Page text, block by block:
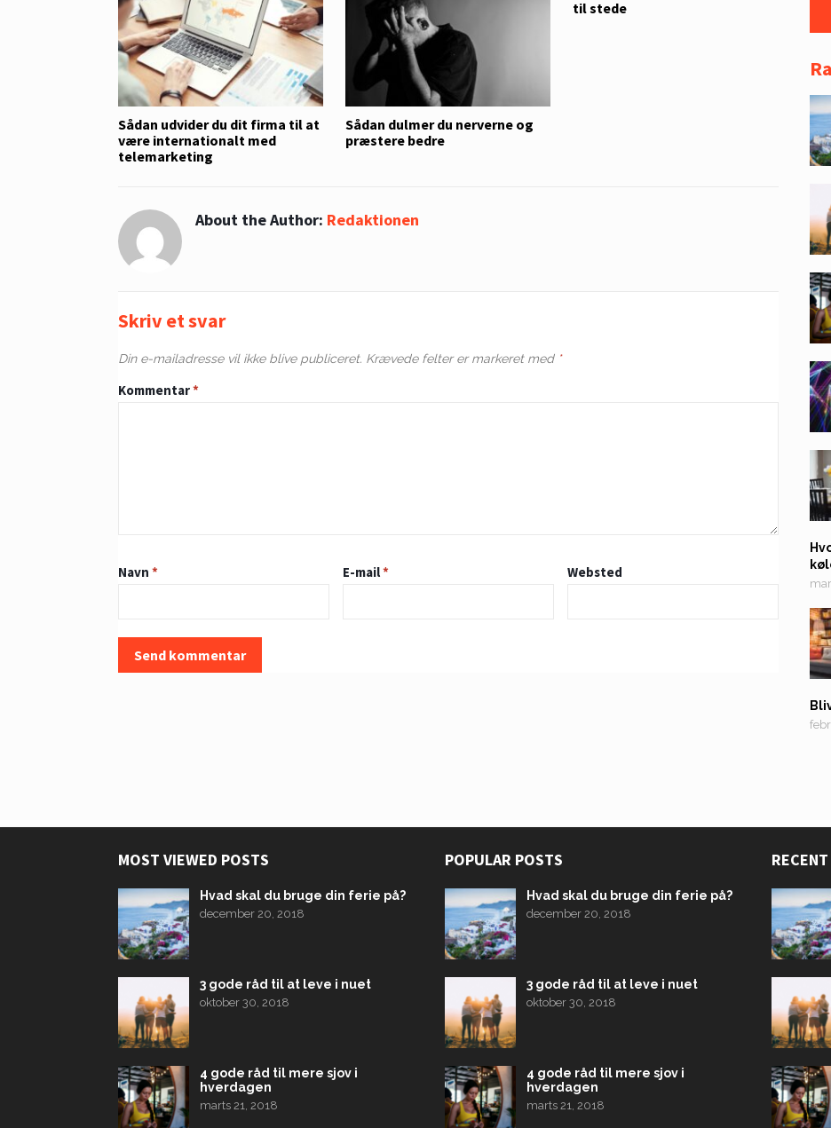
Sådan udvider du dit firma til at
være internationalt med
telemarketing
Sådan dulmer du nerverne og
præstere bedre
til stede
About the Author: Redaktionen
Skriv et svar
Din e-mailadresse vil ikke blive publiceret. Krævede felter er markeret med *
Kommentar*
Navn * E-mail* Websted
MOST VIEWED POSTS
Hvad skal du bruge din ferie på?
december 20, 2018
3 gode råd til at leve i nuet
oktober 30, 2018
4 gode råd til mere sjov i
hverdagen
marts 21, 2018
POPULAR POSTS
Hvad skal du bruge din ferie på?
december 20, 2018
3 gode råd til at leve i nuet
oktober 30, 2018
4 gode råd til mere sjov i
hverdagen
marts 21, 2018